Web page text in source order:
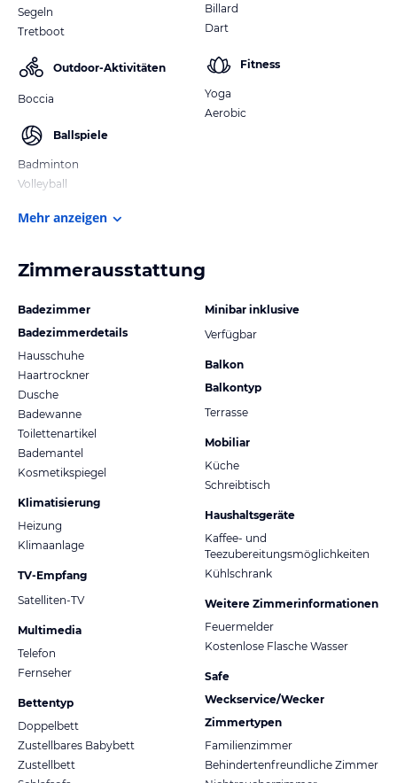
Segeln
Tretboot
Outdoor-Aktivitäten
Boccia
Ballspiele
Badminton
Volleyball
Billard
Dart
Fitness
Yoga
Aerobic
Mehr anzeigen
Zimmerausstattung
Badezimmer
Badezimmerdetails
Hausschuhe
Haartrockner
Dusche
Badewanne
Toilettenartikel
Bademantel
Kosmetikspiegel
Klimatisierung
Heizung
Klimaanlage
TV-Empfang
Satelliten-TV
Multimedia
Telefon
Fernseher
Bettentyp
Doppelbett
Zustellbares Babybett
Zustellbett
Minibar inklusive
Verfügbar
Balkon
Balkontyp
Terrasse
Mobiliar
Küche
Schreibtisch
Haushaltsgeräte
Kaffee- und
Teezubereitungsmöglichkeiten
Kühlschrank
Weitere Zimmerinformationen
Feuermelder
Kostenlose Flasche Wasser
Safe
Weckservice/Wecker
Zimmertypen
Familienzimmer
Behindertenfreundliche Zimmer